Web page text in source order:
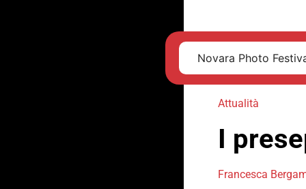
Novara Photo
Attualità
I
Francesca